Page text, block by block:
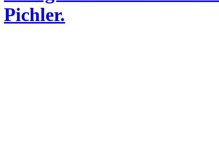
Pichler.